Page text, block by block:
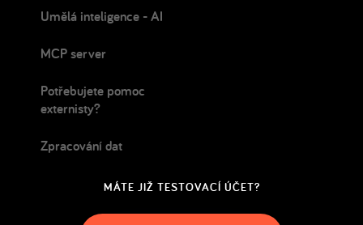
Umělá inteligence - AI
MCP server
Potřebujete pomoc
externisty?
Zpracování dat
MÁTE JIŽ TESTOVACÍ ÚČET?